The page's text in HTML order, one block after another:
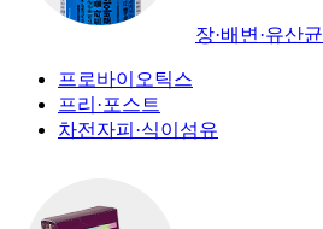
장·배변·유산균
프로바이오틱스
프리·포스트
차전자피·식이섬유